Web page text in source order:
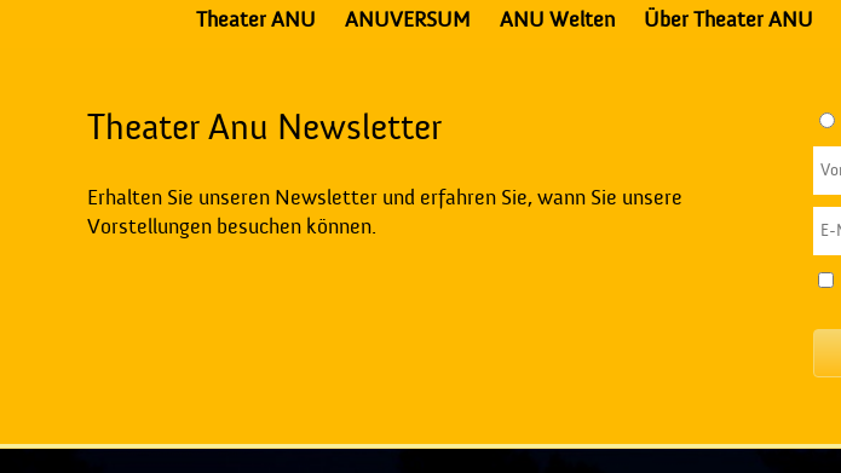
Theater ANU ANUVERSUM ANU Welten Über Theater ANU
Theater Anu Newsletter
Erhalten Sie unseren Newsletter und erfahren Sie, wann Sie unsere
Vorstellungen besuchen können.